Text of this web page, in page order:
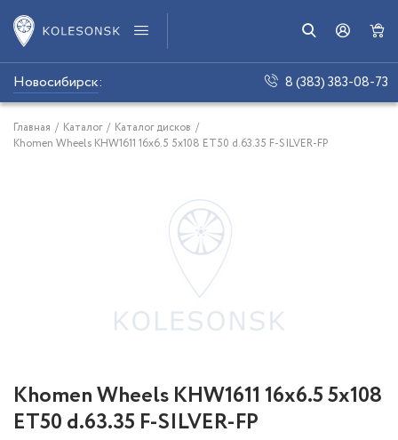
Новосибирск: 8 (383) 383-08-73
Главная / Каталог / Каталог дисков /
Khomen Wheels KHW1611 16x6.5 5x108 ET50 d.63.35 F-SILVER-FP
Khomen Wheels KHW1611 16x6.5 5x108
ET50 d.63.35 F-SILVER-FP